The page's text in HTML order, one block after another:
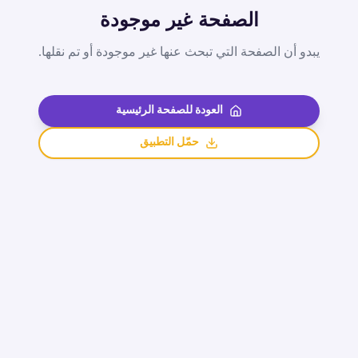
الصفحة غير موجودة
يبدو أن الصفحة التي تبحث عنها غير موجودة أو تم نقلها.
العودة للصفحة الرئيسية
حمّل التطبيق